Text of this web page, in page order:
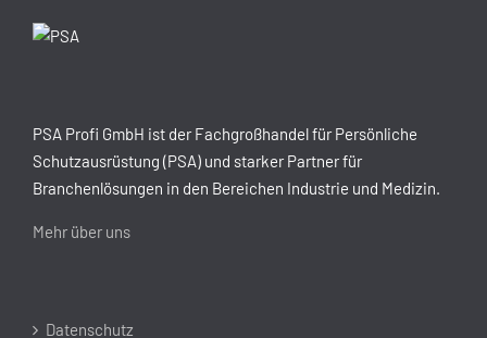
PSA Profi GmbH ist der Fachgroßhandel für Persönliche
Schutzausrüstung (PSA) und starker Partner für
Branchenlösungen in den Bereichen Industrie und Medizin.
Mehr über uns
Datenschutz